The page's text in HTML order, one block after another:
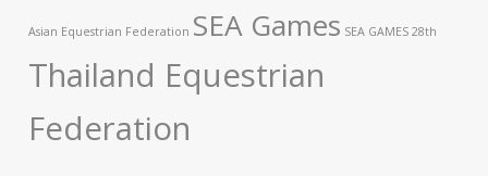
Asian Equestrian Federation SEA Games SEA GAMES 28th
Thailand Equestrian
Federation